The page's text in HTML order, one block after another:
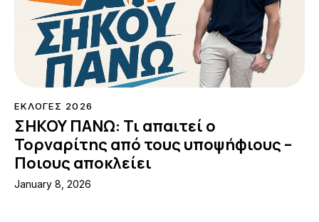
ΕΚΛΟΓΕΣ 2026
ΣΗΚΟΥ ΠΑΝΩ: Τι απαιτεί ο
Τορναρίτης από τους υποψήφιους –
Ποιους αποκλείει
January 8, 2026